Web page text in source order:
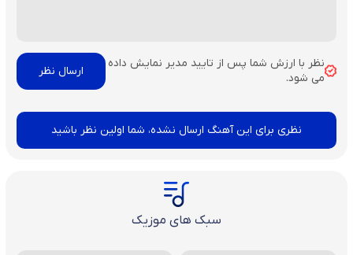
نظر با ارزش شما پس از تایید مدیر نمایش داده
می شود.
نظری برای این آهنگ ارسال نشده، شما اولین نظر باشید
سبک های موزیک